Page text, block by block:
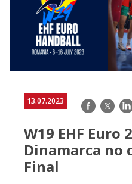
13.07.2023 Facebook
Twitter
W19 EHF Euro
Dinamarca no
Final